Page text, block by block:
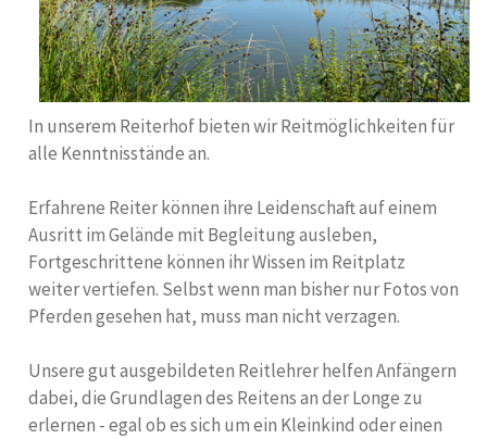
In unserem Reiterhof bieten wir Reitmöglichkeiten für
alle Kenntnisstände an.
Erfahrene Reiter können ihre Leidenschaft auf einem
Ausritt im Gelände mit Begleitung ausleben,
Fortgeschrittene können ihr Wissen im Reitplatz
weiter vertiefen. Selbst wenn man bisher nur Fotos von
Pferden gesehen hat, muss man nicht verzagen.
Unsere gut ausgebildeten Reitlehrer helfen Anfängern
dabei, die Grundlagen des Reitens an der Longe zu
erlernen - egal ob es sich um ein Kleinkind oder einen